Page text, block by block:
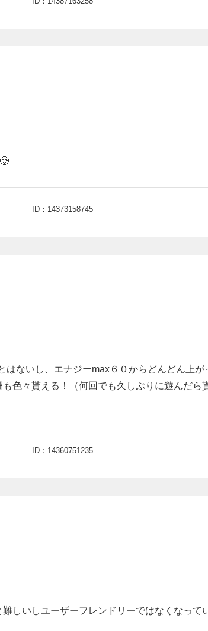
ID：14373158745
ないし、エナジーmax６０からどんどん上
色々貰える！（何回でも久しぶりに遊んだら
ID：14360751235
しいしユーザーフレンドリーではなくなって